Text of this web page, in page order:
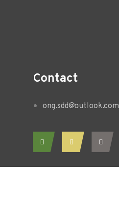
Contact
ong.sdd@outlook.com